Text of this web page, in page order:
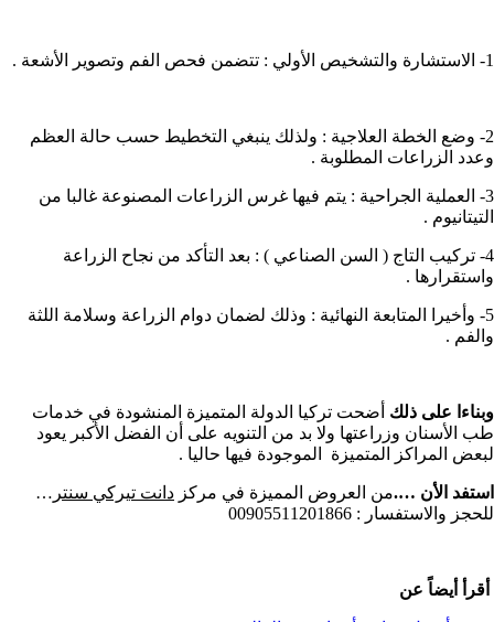
1- الاستشارة والتشخيص الأولي : تتضمن فحص الفم وتصوير الأشعة .
2- وضع الخطة العلاجية : ولذلك ينبغي التخطيط حسب حالة العظم
وعدد الزراعات المطلوبة .
3- العملية الجراحية : يتم فيها غرس الزراعات المصنوعة غالبا من
التيتانيوم .
4- تركيب التاج ( السن الصناعي ) : بعد التأكد من نجاح الزراعة
واستقرارها .
5- وأخيرا المتابعة النهائية : وذلك لضمان دوام الزراعة وسلامة اللثة
والفم .
وبناءا على ذلك أضحت تركيا الدولة المتميزة المنشودة في خدمات
طب الأسنان وزراعتها ولا بد من التنويه على أن الفضل الأكبر يعود
لبعض المراكز المتميزة الموجودة فيها حاليا .
استفد الأن ….من العروض المميزة في مركز دانت تيركي سنتر …
للحجز والاستفسار : 00905511201866
أقرأ أيضاً عن